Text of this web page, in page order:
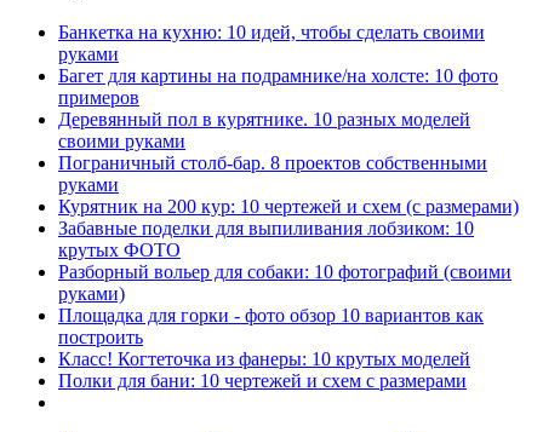
Банкетка на кухню: 10 идей, чтобы сделать своими
руками
Багет для картины на подрамнике/на холсте: 10 фото
примеров
Деревянный пол в курятнике. 10 разных моделей
своими руками
Пограничный столб-бар. 8 проектов собственными
руками
Курятник на 200 кур: 10 чертежей и схем (с размерами)
Забавные поделки для выпиливания лобзиком: 10
крутых ФОТО
Разборный вольер для собаки: 10 фотографий (своими
руками)
Площадка для горки - фото обзор 10 вариантов как
построить
Класс! Когтеточка из фанеры: 10 крутых моделей
Полки для бани: 10 чертежей и схем с размерами